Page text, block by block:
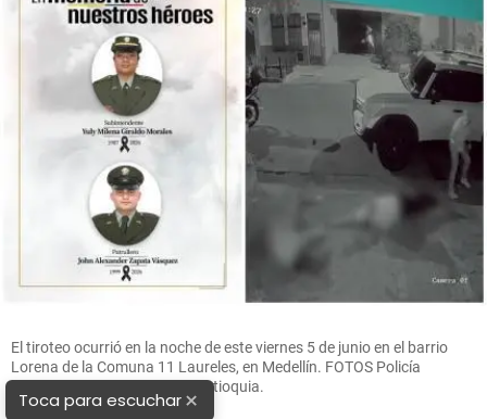
El tiroteo ocurrió en la noche de este viernes 5 de junio en el barrio
Lorena de la Comuna 11 Laureles, en Medellín. FOTOS Policía
Metropolitana y Denuncias Antioquia.
Toca para escuchar×